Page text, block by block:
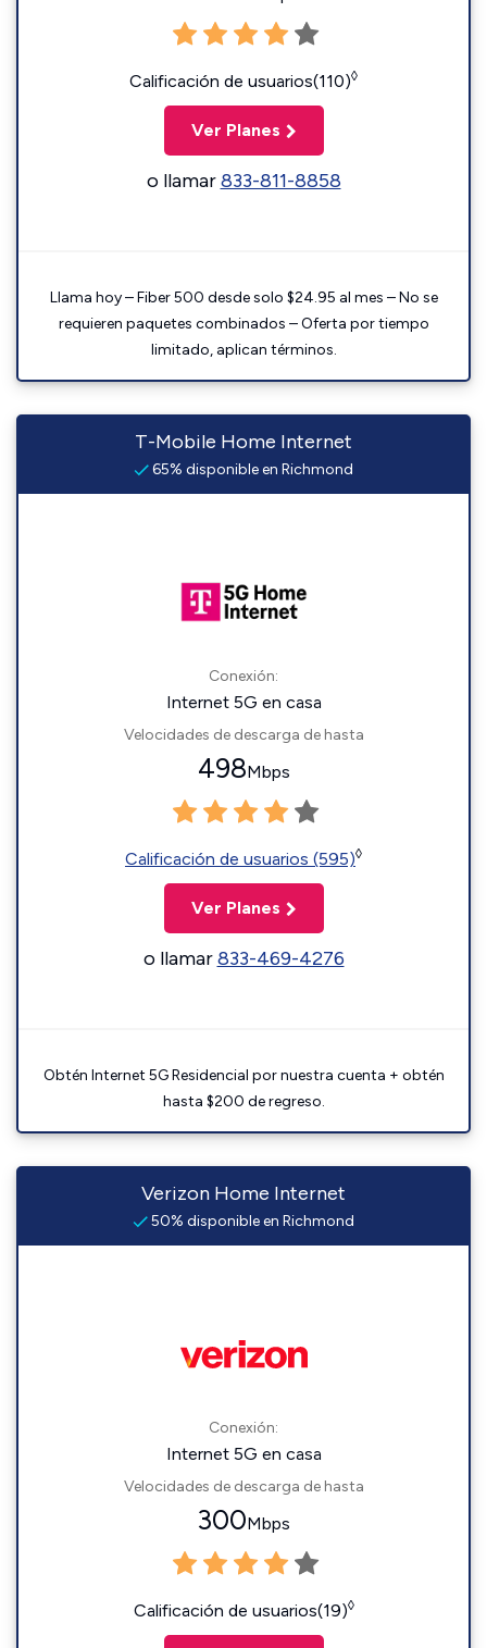
Calificación de usuarios(110)◊
Ver Planes
o llamar833-811-8858
Llama hoy – Fiber 500 desde solo $24.95 al mes – No se
requieren paquetes combinados – Oferta por tiempo
limitado, aplican términos.
T-Mobile Home Internet
65% disponible en Richmond
Conexión:
Internet 5G en casa
Velocidades de descarga de hasta
498Mbps
Calificación de usuarios (595)◊
Ver Planes
o llamar833-469-4276
Obtén Internet 5G Residencial por nuestra cuenta + obtén
hasta $200 de regreso.
Verizon Home Internet
50% disponible en Richmond
Conexión:
Internet 5G en casa
Velocidades de descarga de hasta
300Mbps
Calificación de usuarios(19)◊